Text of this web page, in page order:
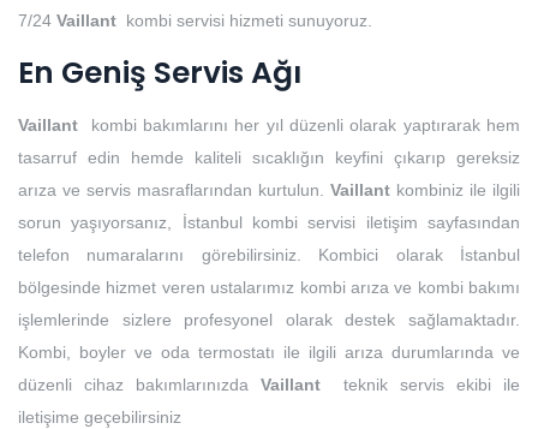
7/24 Vaillant kombi servisi hizmeti sunuyoruz.
En Geniş Servis Ağı
Vaillant kombi bakımlarını her yıl düzenli olarak yaptırarak hem
tasarruf edin hemde kaliteli sıcaklığın keyfini çıkarıp gereksiz
arıza ve servis masraflarından kurtulun. Vaillant kombiniz ile ilgili
sorun yaşıyorsanız, İstanbul kombi servisi iletişim sayfasından
telefon numaralarını görebilirsiniz. Kombici olarak İstanbul
bölgesinde hizmet veren ustalarımız kombi arıza ve kombi bakımı
işlemlerinde sizlere profesyonel olarak destek sağlamaktadır.
Kombi, boyler ve oda termostatı ile ilgili arıza durumlarında ve
düzenli cihaz bakımlarınızda Vaillantteknik servis ekibi ile
iletişime geçebilirsiniz